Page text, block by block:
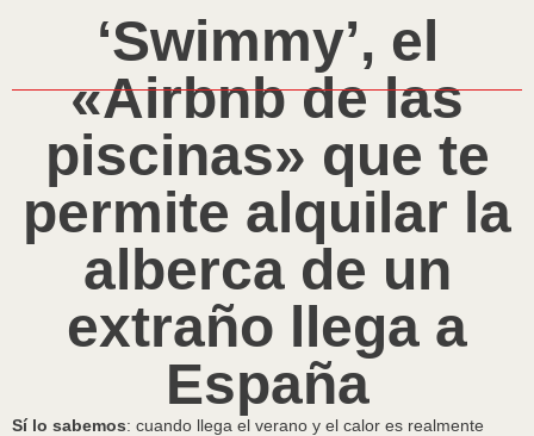
‘Swimmy’, el
«Airbnb de las
piscinas» que te
permite alquilar la
alberca de un
extraño llega a
España
Sí lo sabemos: cuando llega el verano y el calor es realmente